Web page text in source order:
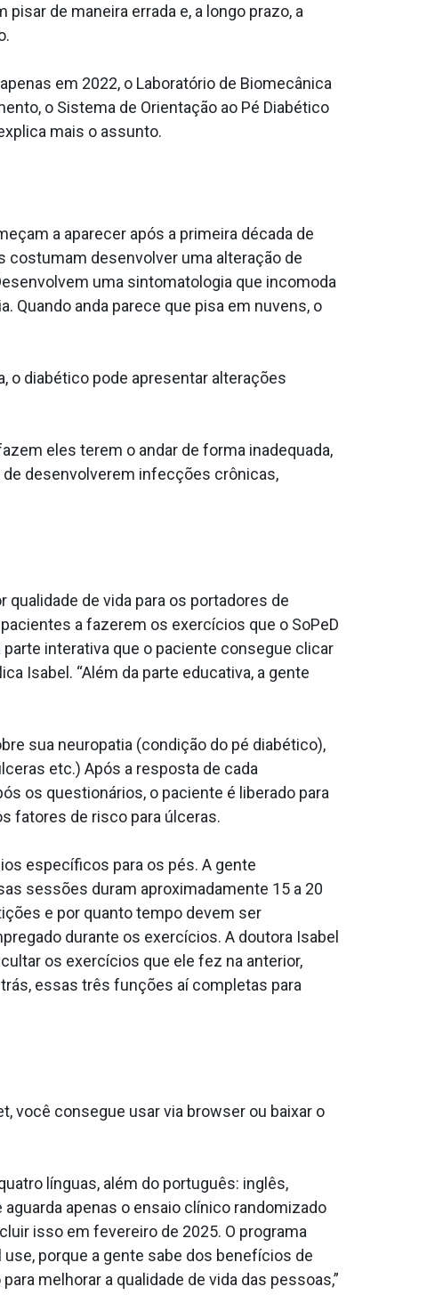
de maneira errada e, a longo prazo, a
em 2022, o Laboratório de Biomecânica
o Sistema de Orientação ao Pé Diabético
mais o assunto.
a aparecer após a primeira década de
costumam desenvolver uma alteração de
uma sintomatologia que incomoda
Quando anda parece que pisa em nuvens, o
o diabético pode apresentar alterações
eles terem o andar de forma inadequada,
desenvolverem infecções crônicas,
de vida para os portadores de
a fazerem os exercícios que o SoPeD
interativa que o paciente consegue clicar
Isabel. “Além da parte educativa, a gente
sua neuropatia (condição do pé diabético),
etc.) Após a resposta de cada
os questionários, o paciente é liberado para
fatores de risco para úlceras.
específicos para os pés. A gente
sessões duram aproximadamente 15 a 20
e por quanto tempo devem ser
durante os exercícios. A doutora Isabel
os exercícios que ele fez na anterior,
essas três funções aí completas para
você consegue usar via browser ou baixar o
línguas, além do português: inglês,
apenas o ensaio clínico randomizado
isso em fevereiro de 2025. O programa
porque a gente sabe dos benefícios de
melhorar a qualidade de vida das pessoas,”